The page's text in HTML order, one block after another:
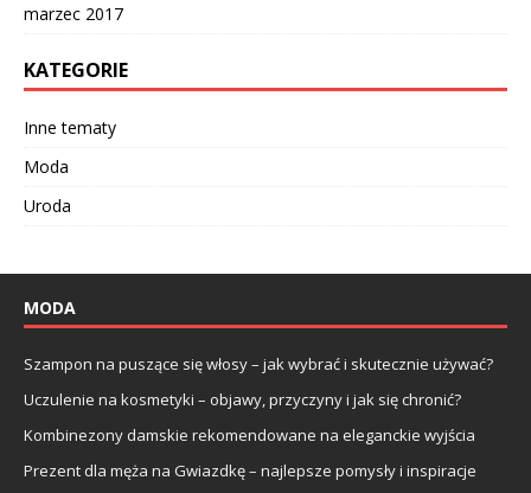
marzec 2017
KATEGORIE
Inne tematy
Moda
Uroda
MODA
Szampon na puszące się włosy – jak wybrać i skutecznie używać?
Uczulenie na kosmetyki – objawy, przyczyny i jak się chronić?
Kombinezony damskie rekomendowane na eleganckie wyjścia
Prezent dla męża na Gwiazdkę – najlepsze pomysły i inspiracje